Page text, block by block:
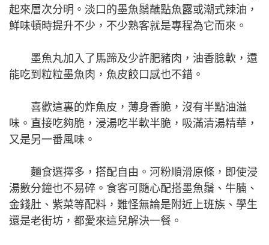
起來層次分明。淡口的墨魚鬚蘸點魚露或潮式辣油，
鮮味頓時提升不少，不少熟客就是專程為它而來。
墨魚丸加入了馬蹄及少許肥豬肉，油香腍軟，還
能吃到粒粒墨魚肉，魚皮餃口感也不錯。
喜歡這裏的炸魚皮，薄身香脆，沒有半點油溢
味。直接吃夠脆，浸湯吃半軟半脆，吸滿清湯精華，
又是另一番風味。
麵食選擇多，搭配自由。河粉順滑原條，即使浸
湯數分鐘也不易碎。食客可隨心配搭墨魚鬚、牛腩、
金錢肚、紫菜等配料，難怪無論是附近上班族、學生
還是老街坊，都愛來這兒解決一餐。